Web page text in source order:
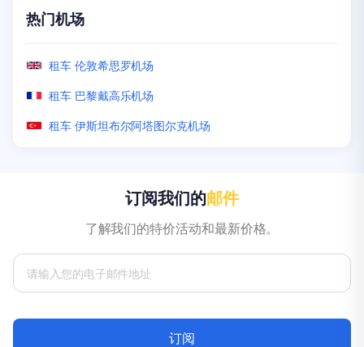
热门机场
租车 吉隆坡机场
租车 阿布扎比机场
租车 普吉国际机场
热门机场
租车 珀斯机场
租车 霍巴特机场
租车 布里斯班机场
热门机场
租车 Zanzibar Airport
租车 拉巴特机场
租车 温得和克国际机场
热门机场
租车 洛杉矶机场
租车 奥兰多机场
租车 拉斯维加斯机场
热门机场
租车 墨西卡利机场
租车 圣胡安机场
租车 圣保罗瓜鲁柳斯机场
热门机场
租车 伦敦希思罗机场
租车 巴黎戴高乐机场
租车 伊斯坦布尔阿塔图尔克机场
订阅我们的邮件
了解我们的特价活动和最新价格。
订阅